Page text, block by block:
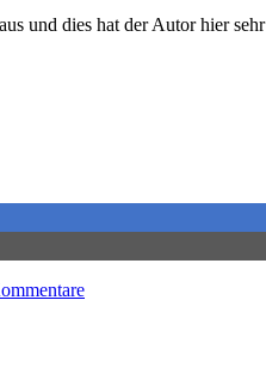
und dies hat der Autor hier